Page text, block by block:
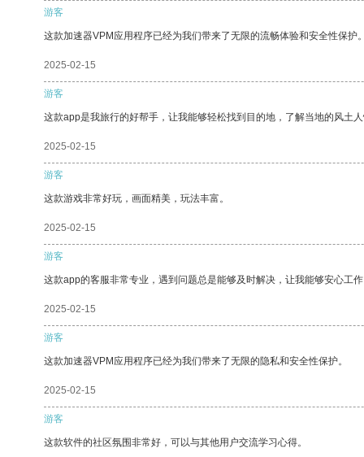
游客
这款加速器VPM应用程序已经为我们带来了无限的流畅体验和安全性保护
2025-02-15
游客
这款app是我旅行的好帮手，让我能够轻松找到目的地，了解当地的风土
2025-02-15
游客
这款游戏非常好玩，画面精美，玩法丰富。
2025-02-15
游客
这款app的客服非常专业，遇到问题总是能够及时解决，让我能够安心工
2025-02-15
游客
这款加速器VPM应用程序已经为我们带来了无限的隐私和安全性保护。
2025-02-15
游客
这款软件的社区氛围非常好，可以与其他用户交流学习心得。